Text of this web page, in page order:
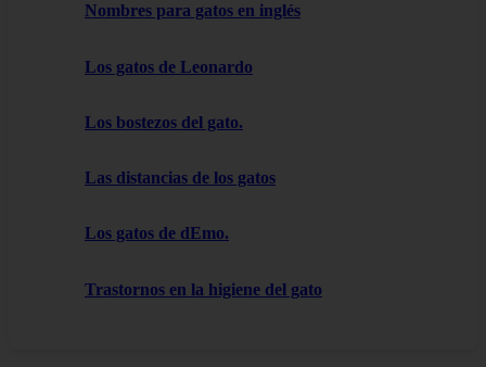
Nombres para gatos en inglés
Los gatos de Leonardo
Los bostezos del gato.
Las distancias de los gatos
Los gatos de dEmo.
Trastornos en la higiene del gato